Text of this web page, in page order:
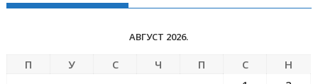
АВГУСТ 2026.
П У С Ч П С Н